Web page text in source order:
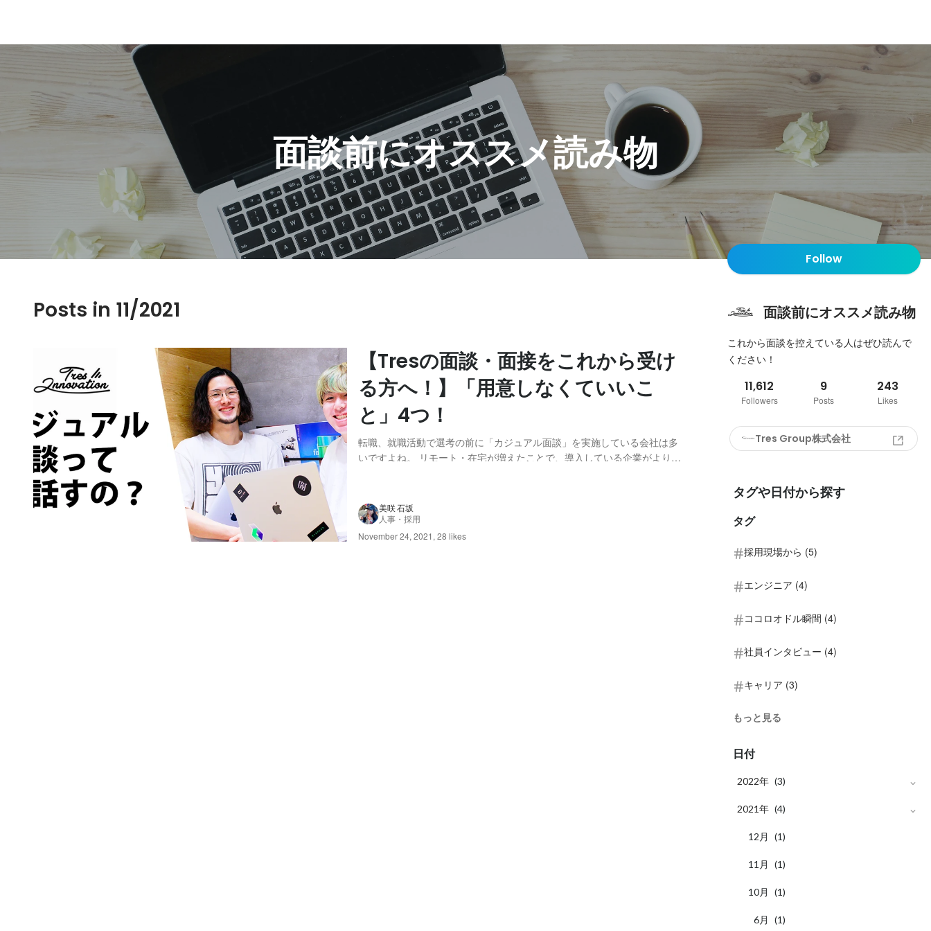
面談前にオススメ読み物
Posts in 11/2021
【Tresの面談・面接をこれから受け
る方へ！】「用意しなくていいこ
と」4つ！
転職、就職活動で選考の前に「カジュアル面談」を実施している会社は多
いですよね。 リモート・在宅が増えたことで、導入している企業がより増
職者の方から、「Tresのカ...
美咲 石坂
人事・採用
November 24, 2021 , 28 likes
Follow
面談前にオススメ読み物
これから面談を控えている人はぜひ読んで
ください！
11,612
Followers
9
Posts
243
Likes
Tres Group株式会社
タグや日付から探す
タグ
採用現場から (5)
エンジニア (4)
ココロオドル瞬間 (4)
社員インタビュー (4)
キャリア (3)
もっと見る
日付
2022年 (3)
6月 (1)
4 月 (1)
2 月 (1)
2021年 (4)
12 月 (1)
11 月 (1)
10月 (1)
6月 (1)